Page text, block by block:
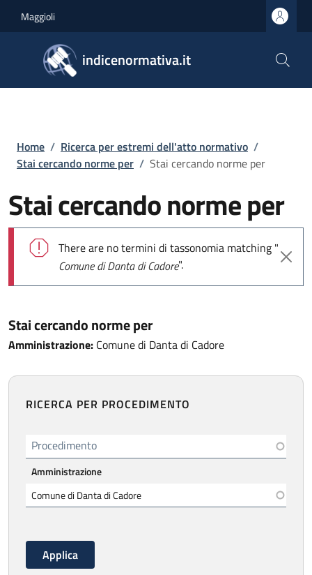
Maggioli
indicenormativa.it
Briciole di pane
Home / Ricerca per estremi dell'atto normativo /
Stai cercando norme per / Stai cercando norme per
Stai cercando norme per
Messaggio di errore
There are no termini di tassonomia matching "
Comune di Danta di Cadore".
Stai cercando norme per
Amministrazione: Comune di Danta di Cadore
RICERCA PER PROCEDIMENTO
Procedimento
Amministrazione